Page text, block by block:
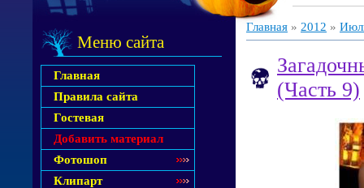
Меню сайта
Главная
Правила сайта
Гостевая
Добавить материал
Фотошоп
Клипарт
Главная » 2012 »
(Часть 9)